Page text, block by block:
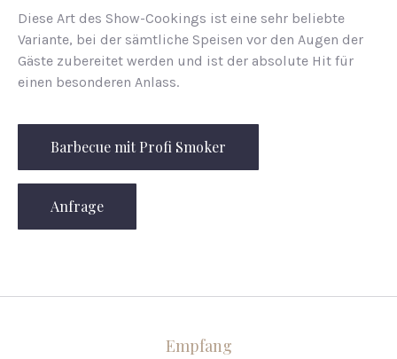
Diese Art des Show-Cookings ist eine sehr beliebte
Variante, bei der sämtliche Speisen vor den Augen der
Gäste zubereitet werden und ist der absolute Hit für
einen besonderen Anlass.
Barbecue mit Profi Smoker
Anfrage
Empfang